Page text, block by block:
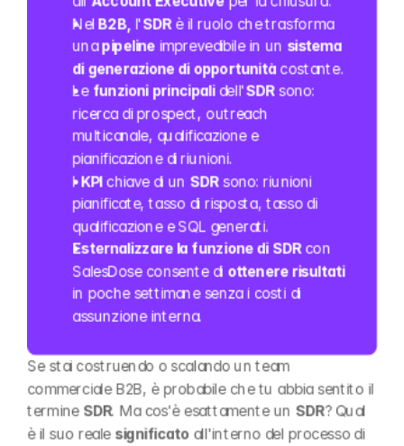
Nel B2B, l'SDR è il ruolo che trasforma
una pipeline imprevedibile in un sistema
di generazione di opportunità costante.
Le funzioni principali dell'SDR sono:
ricerca di prospect, outreach
multicanale, qualificazione e
pianificazione di riunioni.
I KPI chiave di un SDR sono: riunioni
pianificate, tasso di risposta, tasso di
qualificazione e SQL generati.
Esternalizzare la funzione di SDR con
SalesDose consente di ottenere risultati
in poche settimane senza i costi di
assunzione interna.
Se stai costruendo o scalando un team
commerciale B2B, è probabile che tu abbia sentito il
termine SDR. Ma cos'è esattamente un SDR? Qual
è il suo reale significato all'interno del processo di